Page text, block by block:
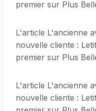
premier sur Plus
L'article L'ancienne
nouvelle cliente :
premier sur Plus
L'article L'ancienne
nouvelle cliente :